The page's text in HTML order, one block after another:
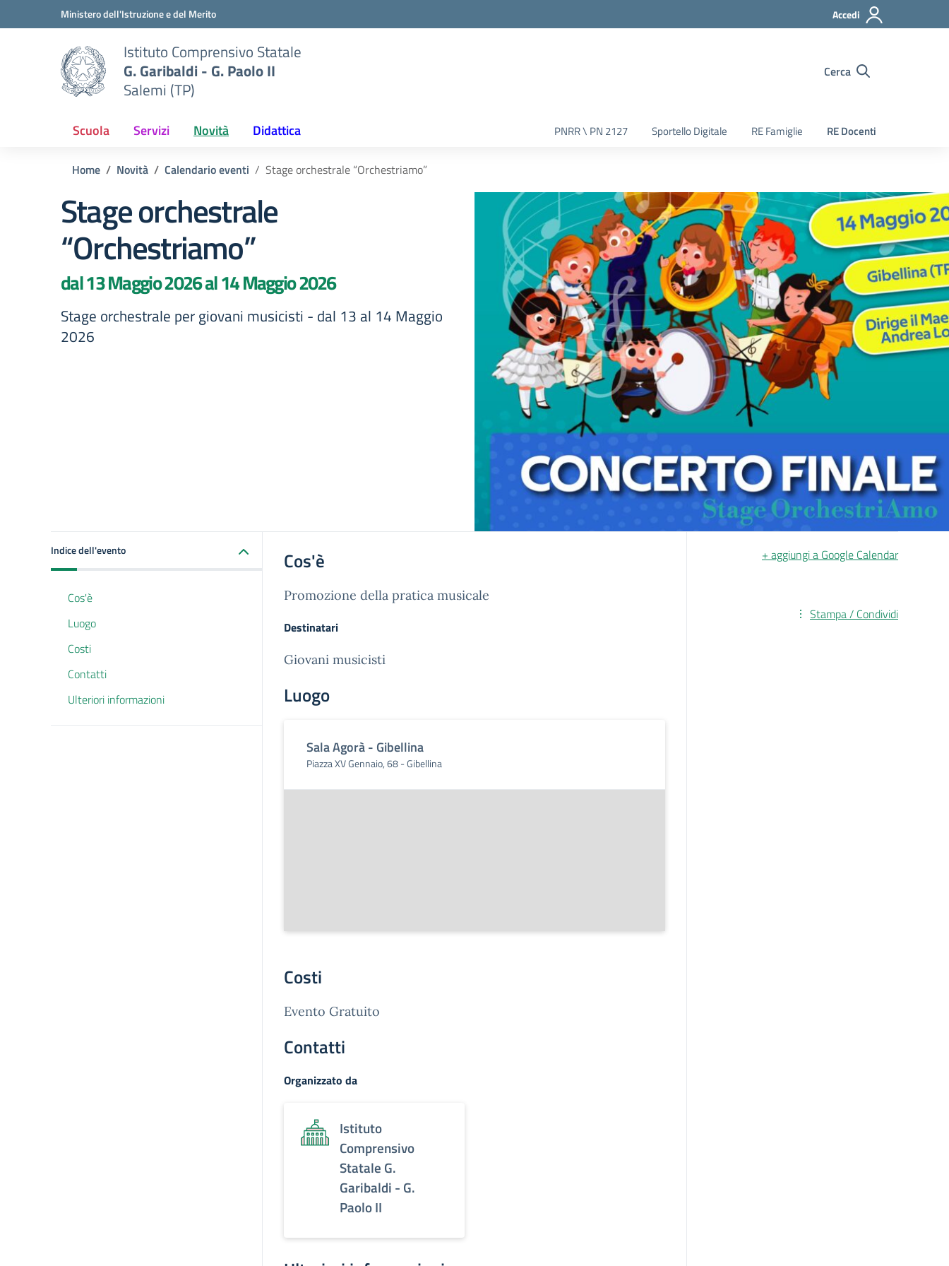
Vai ai contenuti
Vai al menu di navigazioneMinistero dell'Istruzione e del Merito Accedi
Istituto Comprensivo Statale
G. Garibaldi - G. Paolo II
Salemi (TP)
Cerca
Scuola Servizi Novità Didattica PNRR \ PN 2127 Sportello Digitale RE Famiglie RE Docenti
Home Novità Calendario eventi Stage orchestrale “Orchestriamo”
Stage orchestrale
“Orchestriamo”
dal 13 Maggio 2026 al 14 Maggio 2026
Stage orchestrale per giovani musicisti - dal 13 al 14 Maggio
2026
Indice dell'evento
Cos'è
Luogo
Costi
Contatti
Ulteriori informazioni
Cos'è
Promozione della pratica musicale
Destinatari
Giovani musicisti
Luogo
Sala Agorà - Gibellina
Piazza XV Gennaio, 68 - Gibellina
Costi
Evento Gratuito
Contatti
Organizzato da
Istituto
Comprensivo
Statale G.
Garibaldi - G.
Paolo II
+ aggiungi a Google Calendar
Stampa / Condividi